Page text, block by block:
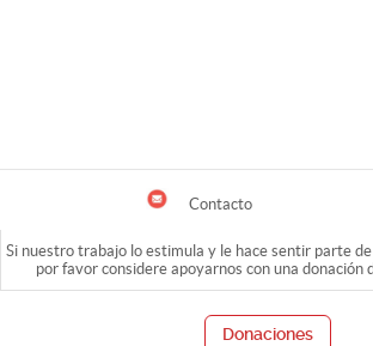
Contacto
Si nuestro trabajo lo estimula y le hace sentir parte
por favor considere apoyarnos con una donación
Donaciones